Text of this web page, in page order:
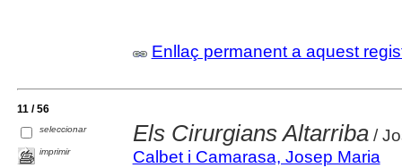
Enllaç permanent a aquest
11 / 56
seleccionar
imprimir
Els Cirurgians Altarriba/
Calbet i Camarasa, Josep Maria